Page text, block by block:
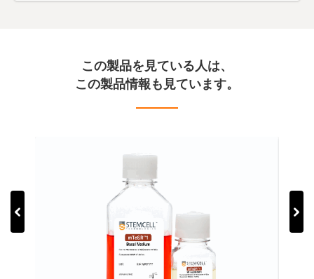
この製品を見ている人は、
この製品情報も見ています。